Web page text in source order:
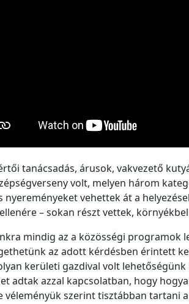
tanácsadás, árusok, vakvezető
volt, melyen három
nyereményeket vehettek át a
– sokan részt vettek,
mindig az a közösségi programok
az adott kérdésben érintett
kerületi gazdival volt
adtak azzal kapcsolatban, hogy
véleményük szerint tisztábban tartani